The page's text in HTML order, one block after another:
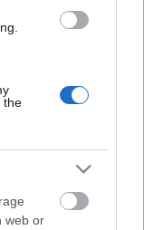
the
web or